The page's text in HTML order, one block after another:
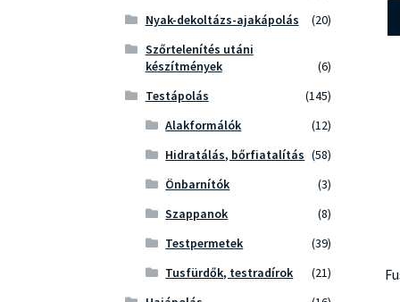
Nyak-dekoltázs-ajakápolás
(20)
Szőrtelenítés utáni
készítmények
(6)
Testápolás
(145)
Alakformálók
(12)
Hidratálás, bőrfiatalítás (58)
Önbarnítók
(3)
Szappanok
(8)
Testpermetek
(39)
Tusfürdők, testradírok
(21)